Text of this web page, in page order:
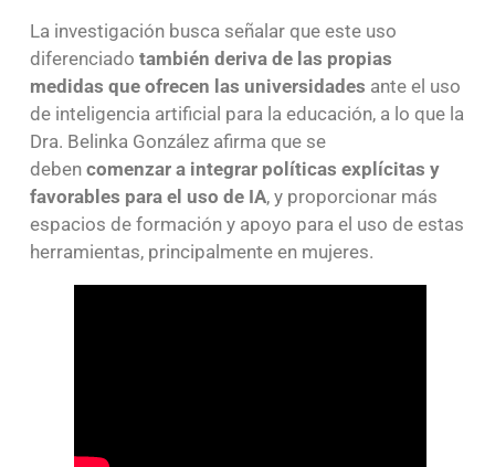
La investigación busca señalar que este uso
diferenciado también deriva de las propias
medidas que ofrecen las universidades ante el uso
de inteligencia artificial para la educación, a lo que la
Dra. Belinka González afirma que se
deben comenzar a integrar políticas explícitas y
favorables para el uso de IA, y proporcionar más
espacios de formación y apoyo para el uso de estas
herramientas, principalmente en mujeres.